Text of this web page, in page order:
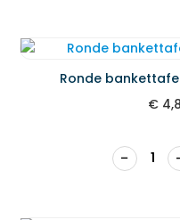
Ronde
€
−